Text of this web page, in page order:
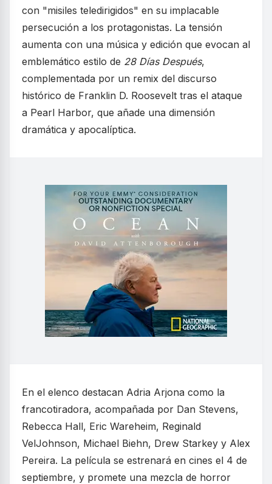
con "misiles teledirigidos" en su implacable
persecución a los protagonistas. La tensión
aumenta con una música y edición que evocan al
emblemático estilo de 28 Días Después,
complementada por un remix del discurso
histórico de Franklin D. Roosevelt tras el ataque
a Pearl Harbor, que añade una dimensión
dramática y apocalíptica.
En el elenco destacan Adria Arjona como la
francotiradora, acompañada por Dan Stevens,
Rebecca Hall, Eric Wareheim, Reginald
VelJohnson, Michael Biehn, Drew Starkey y Alex
Pereira. La película se estrenará en cines el 4 de
septiembre, y promete una mezcla de horror